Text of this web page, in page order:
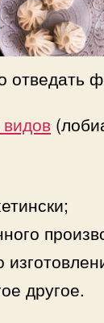
отведать
другое.